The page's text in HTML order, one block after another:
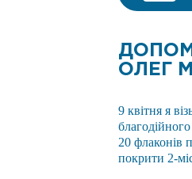
ОЛЕГ
9 квітня я
20 флаконів
покрити 2-